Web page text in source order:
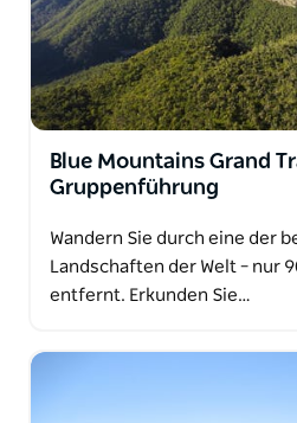
Blue Mountains Grand
Gruppenführung
Wandern Sie durch eine der
Landschaften der Welt – nur
entfernt. Erkunden Sie…